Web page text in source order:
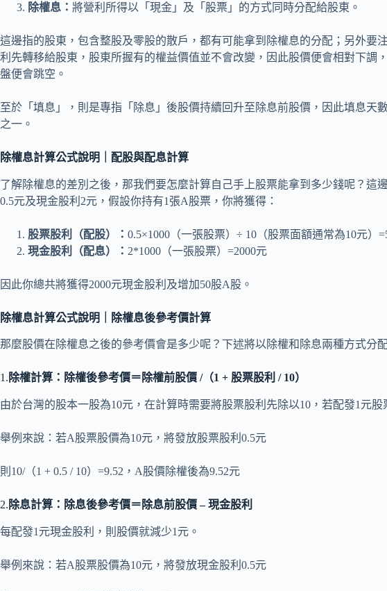
除權息： 將營利所得以「現金」及「股票」的方式同時分配給股東。
這邊指的股東，包含整股及零股的散戶，都有可能拿到除權息的分配；另外要
利先轉移給股東，股東所握有的權益價值並不會改變，因此股價便會相對下調
盤便會跳空。
至於「填息」，則是專指「除息」後股價持續回升至除息前股價，因此填息天
之一。
除權息計算公式說明｜配股與配息計算
了解除權息的差別之後，那我們要怎麼計算自己手上股票能拿到多少錢呢？這
0.5元及現金股利2元，假設你持有1張A股票，你將獲得：
股票股利（配股）： 0.5×1000（一張股票）÷ 10（股票面額通常為10元）
現金股利（配息）： 2*1000（一張股票）=2000元
因此你總共將獲得2000元現金股利及增加50股A股。
除權息計算公式說明｜除權息後參考價計算
那麼股價在除權息之後的參考價會是多少呢？下述將以除權和除息兩種方式分
1. 除權計算：除權後參考價＝除權前股價 /（1 + 股票股利 / 10）
由於台灣的股本一股為10元，在計算時需要將股票股利先除以10，若配發1元股
舉例來說：若A股票股價為10元，將發放股票股利0.5元
則10/（1 + 0.5 / 10）=9.52，A股價除權後為9.52元
2. 除息計算：除息後參考價＝除息前股價 – 現金股利
每配發1元現金股利，則股價就減少1元。
舉例來說：若A股票股價為10元，將發放現金股利0.5元